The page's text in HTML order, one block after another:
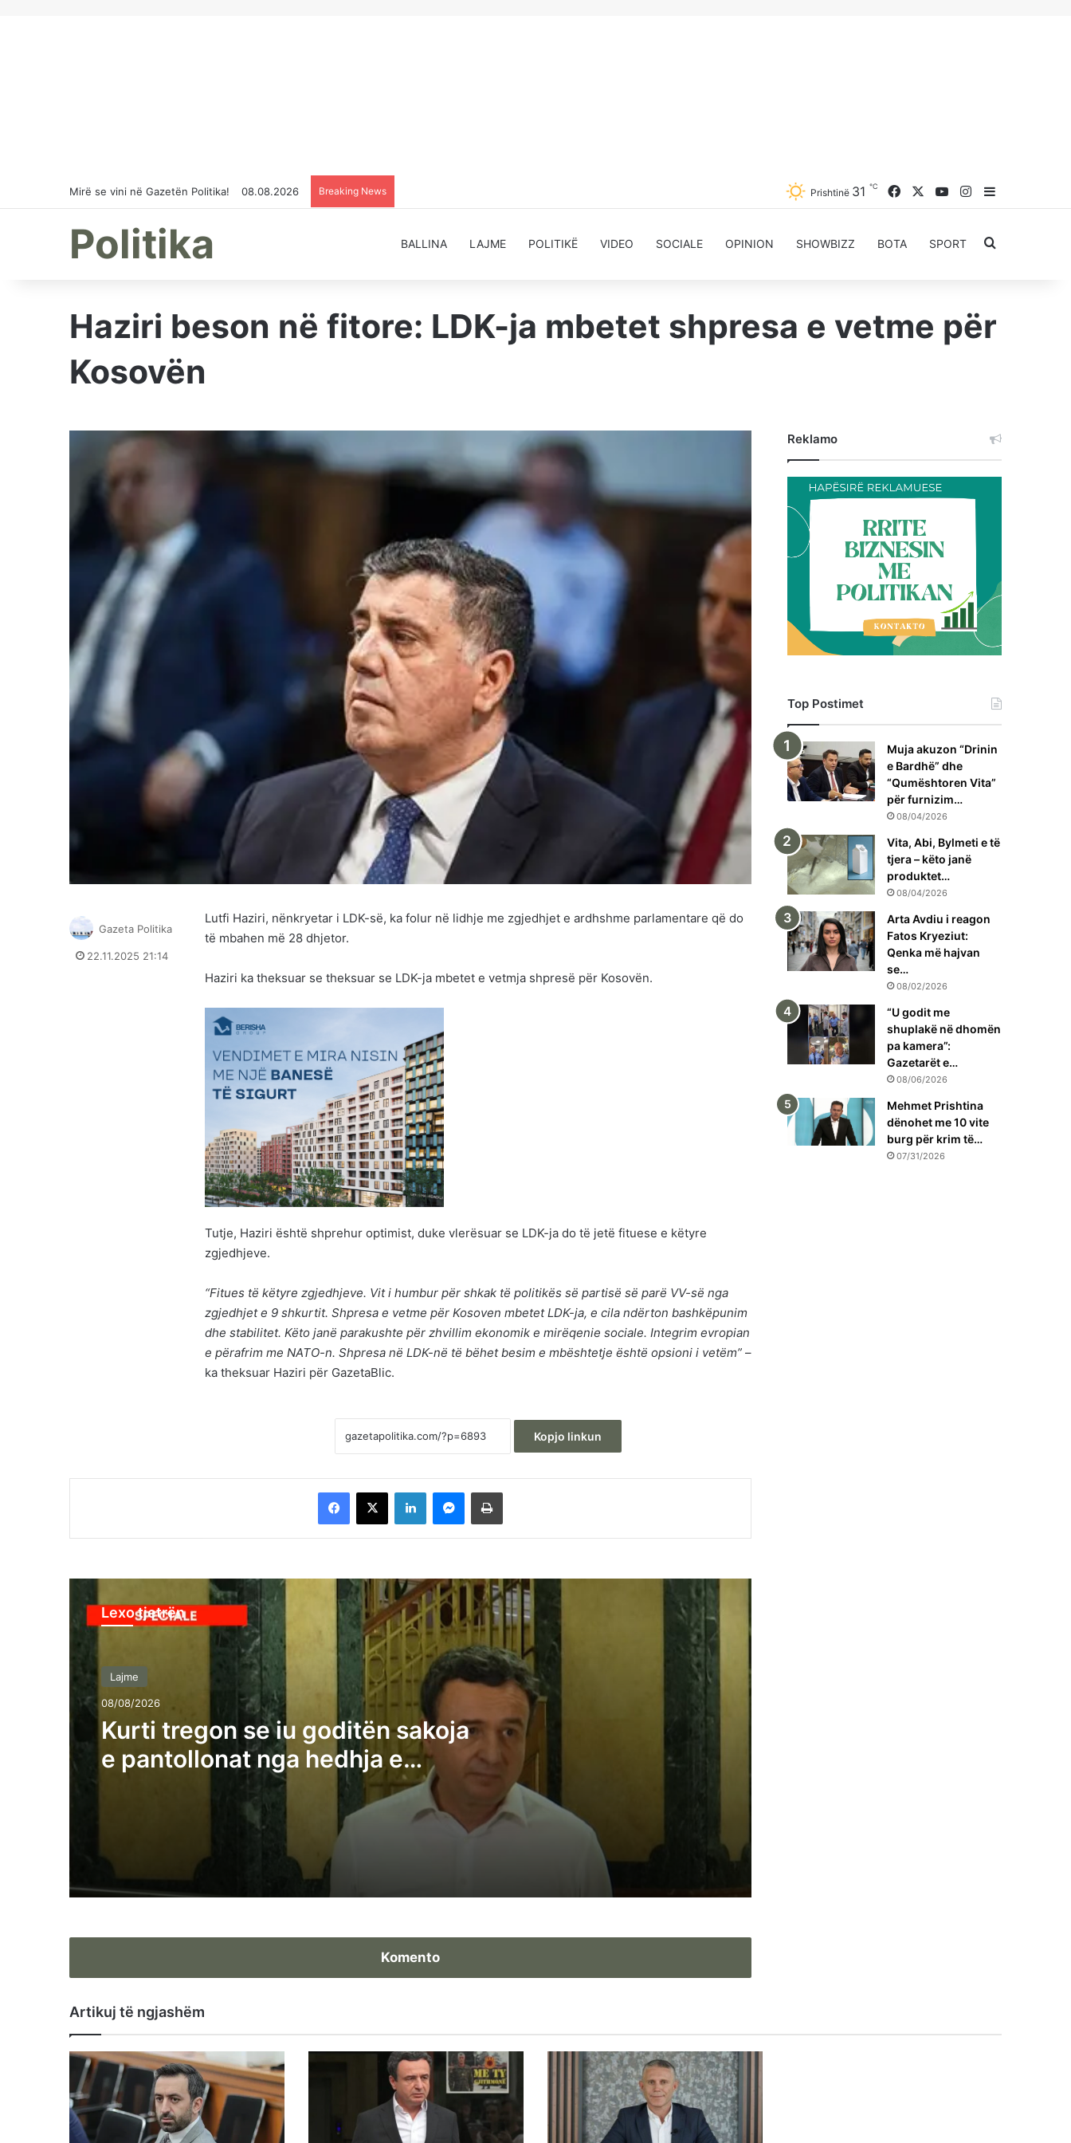
Mirë se vini në Gazetën Politika! 08.08.2026 Breaking News Prishtinë 31 ℃ FacebookYouTubeInstagram
Sidebar
Politika BALLINA LAJME POLITIKË VIDEO SOCIALE OPINION SHOWBIZZ BOTA SPORT Kërkoni
Haziri beson në fitore: LDK-ja mbetet shpresa e vetme për
Kosovën
Lutfi Haziri, nënkryetar i LDK-së, ka folur në lidhje me zgjedhjet e ardhshme parlamentare që do
të mbahen më 28 dhjetor.
Haziri ka theksuar se theksuar se LDK-ja mbetet e vetmja shpresë për Kosovën.
Tutje, Haziri është shprehur optimist, duke vlerësuar se LDK-ja do të jetë fituese e këtyre
zgjedhjeve.
“Fitues të këtyre zgjedhjeve. Vit i humbur për shkak të politikës së partisë së parë VV-së nga
zgjedhjet e 9 shkurtit. Shpresa e vetme për Kosoven mbetet LDK-ja, e cila ndërton bashkëpunim
dhe stabilitet. Këto janë parakushte për zhvillim ekonomik e mirëqenie sociale. Integrim evropian
e përafrim me NATO-n. Shpresa në LDK-në të bëhet besim e mbështetje është opsioni i vetëm” –
ka theksuar Haziri për GazetaBlic.
Kopjo linkun
Gazeta Politika
22.11.2025 21:14
Facebook
X LinkedInMessengerPrintoje
Lexo tjetrën
Lajme
08/08/2026
Kurti tregon se iu goditën sakoja
e pantollonat nga hedhja e
vezëve: Nuk ankohem
Kurti tregon se iu goditën sakoja e
pantollonat nga hedhja e vezëve: Nuk
ankohem
Time Kadrijaj e AAK-së gjuan me vezë Albin
Kurtin, Dehari ndërpret seancën
Aksioni i Time Kadrijaj, Albin Kurti: Unë nuk
ankohet pse ata hedhin vezë, por që nuk
duan të ankohen
Gruda: Sot po rrënohet Kushtetuta, jo më
nga Millosheviqi por nga njerëzit e zgjedhur
nga populli
Ilir Deda: Po shkojmë nga shkeljet
kushtetuese drejt uzurpimit jokushtetues të
Komento
Reklamo
Top Postimet
Muja akuzon “Drinin
e Bardhë” dhe
“Qumështoren Vita”
për furnizim…
08/04/2026
Vita, Abi, Bylmeti e të
tjera – këto janë
produktet…
08/04/2026
Arta Avdiu i reagon
Fatos Kryeziut:
Qenka më hajvan
se…
08/02/2026
“U godit me
shuplakë në dhomën
pa kamera”:
Gazetarët e…
08/06/2026
Mehmet Prishtina
dënohet me 10 vite
burg për krim të…
07/31/2026
Artikuj të ngjashëm